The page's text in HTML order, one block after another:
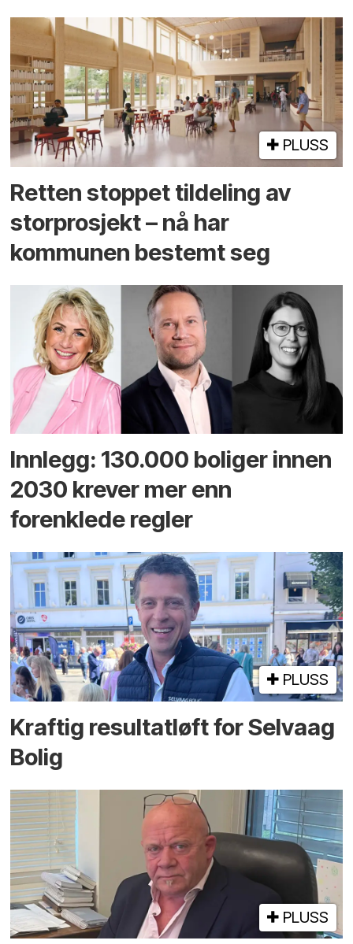
PLUSS
Retten stoppet tildeling av
storprosjekt – nå har
kommunen bestemt seg
Innlegg: 130.000 boliger innen
2030 krever mer enn
forenklede regler
PLUSS
Kraftig resultatløft for Selvaag
Bolig
PLUSS